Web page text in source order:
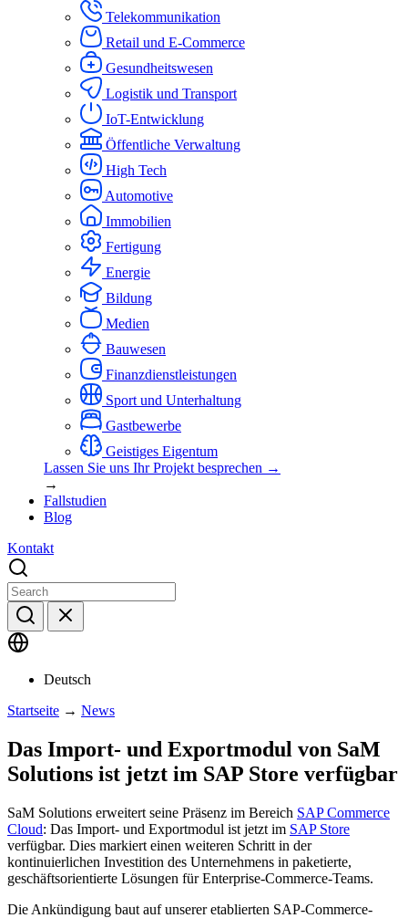
Telekommunikation
Retail und E-Commerce
Gesundheitswesen
Logistik und Transport
IoT-Entwicklung
Öffentliche Verwaltung
High Tech
Automotive
Immobilien
Fertigung
Energie
Bildung
Medien
Bauwesen
Finanzdienstleistungen
Sport und Unterhaltung
Gastbewerbe
Geistiges Eigentum
Lassen Sie uns Ihr Projekt besprechen →
→
Fallstudien
Blog
Kontakt
Deutsch
Startseite → News
Das Import- und Exportmodul von SaM
Solutions ist jetzt im SAP Store verfügbar
SaM Solutions erweitert seine Präsenz im Bereich SAP Commerce
Cloud: Das Import- und Exportmodul ist jetzt im SAP Store
verfügbar. Dies markiert einen weiteren Schritt in der
kontinuierlichen Investition des Unternehmens in paketierte,
geschäftsorientierte Lösungen für Enterprise-Commerce-Teams.
Die Ankündigung baut auf unserer etablierten SAP-Commerce-